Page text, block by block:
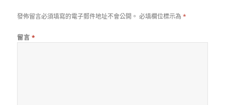
發佈留言必須填寫的電子郵件地址不會公開。 必填欄位標示為*
留言 *